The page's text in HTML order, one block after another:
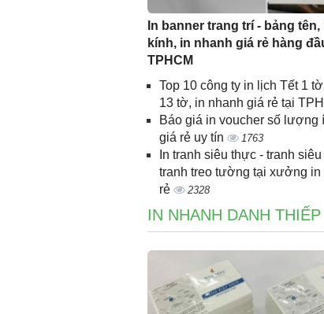
In banner trang trí - bảng
kính, in nhanh giá rẻ hàng
TPHCM
Top 10 công ty in lịch Tết 1
13 tờ, in nhanh giá rẻ tại
Báo giá in voucher số lượng
giá rẻ uy tín
1763
In tranh siêu thực - tranh
tranh treo tường tại xưởng in
rẻ
2328
IN NHANH DANH THIẾP